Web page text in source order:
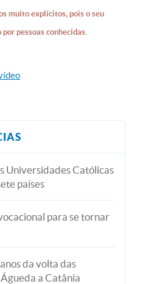
muito explícitos, pois o seu
pessoas conhecidas.
Universidades Católicas
países
para se tornar
da volta das
a Catânia